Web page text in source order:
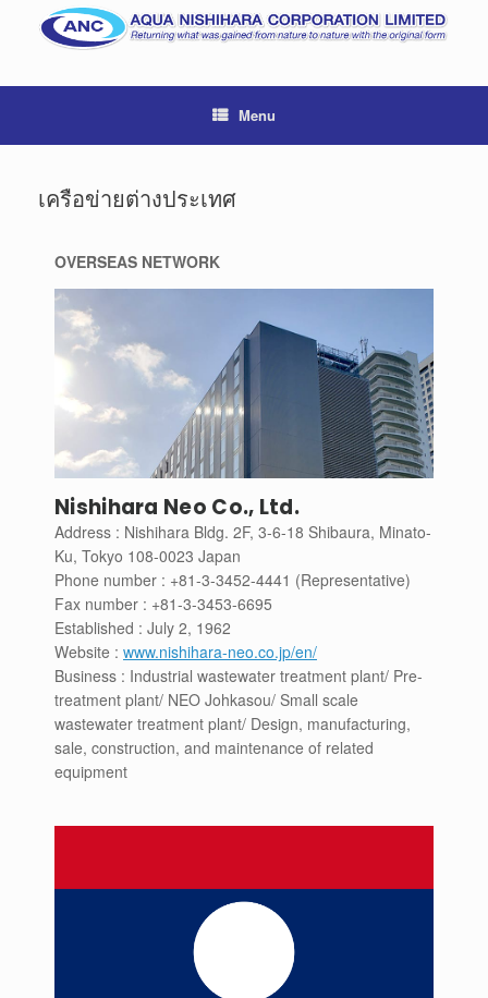
Menu
เครือข่ายต่างประเทศ
OVERSEAS NETWORK
Nishihara Neo Co., Ltd.
Address : Nishihara Bldg. 2F, 3-6-18 Shibaura, Minato-
Ku, Tokyo 108-0023 Japan
Phone number : +81-3-3452-4441 (Representative)
Fax number : +81-3-3453-6695
Established : July 2, 1962
Website : www.nishihara-neo.co.jp/en/
Business : Industrial wastewater treatment plant/ Pre-
treatment plant/ NEO Johkasou/ Small scale
wastewater treatment plant/ Design, manufacturing,
sale, construction, and maintenance of related
equipment